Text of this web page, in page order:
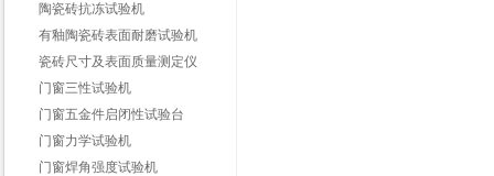
陶瓷砖抗冻试验机
有釉陶瓷砖表面耐磨试验机
瓷砖尺寸及表面质量测定仪
门窗三性试验机
门窗五金件启闭性试验台
门窗力学试验机
门窗焊角强度试验机